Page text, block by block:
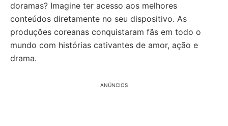
doramas? Imagine ter acesso aos melhores
conteúdos diretamente no seu dispositivo. As
produções coreanas conquistaram fãs em todo o
mundo com histórias cativantes de amor, ação e
drama.
ANÚNCIOS